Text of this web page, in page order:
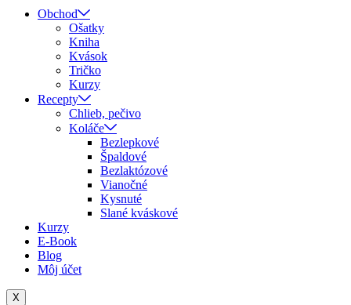
Obchod
Ošatky
Kniha
Kvások
Tričko
Kurzy
Recepty
Chlieb, pečivo
Koláče
Bezlepkové
Špaldové
Bezlaktózové
Vianočné
Kysnuté
Slané kváskové
Kurzy
E-Book
Blog
Môj účet
X